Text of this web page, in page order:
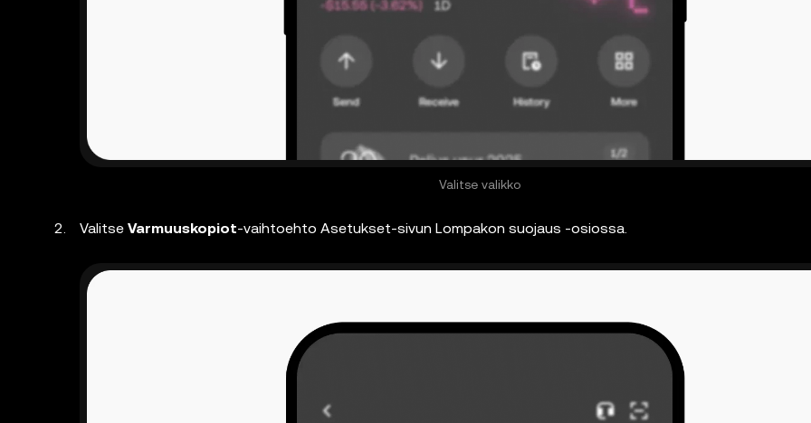
Valitse valikko
Valitse Varmuuskopiot-vaihtoehto Asetukset-sivun Lompakon suojaus -osiossa.